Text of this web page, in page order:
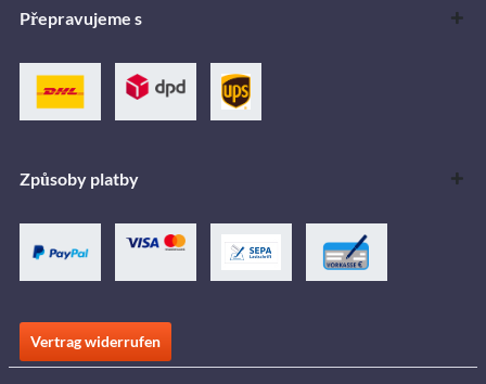
Přepravujeme s
Způsoby platby
Vertrag widerrufen